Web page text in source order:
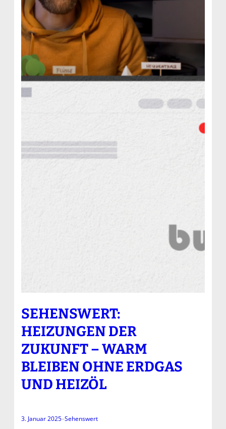
SEHENSWERT:
HEIZUNGEN DER
ZUKUNFT – WARM
BLEIBEN OHNE ERDGAS
UND HEIZÖL
3. Januar 2025–Sehenswert